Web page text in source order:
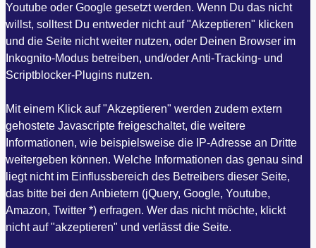
Youtube oder Google gesetzt werden. Wenn Du das nicht
willst, solltest Du entweder nicht auf "Akzeptieren" klicken
und die Seite nicht weiter nutzen, oder Deinen Browser im
Inkognito-Modus betreiben, und/oder Anti-Tracking- und
Scriptblocker-Plugins nutzen.
Mit einem Klick auf "Akzeptieren" werden zudem extern
gehostete Javascripte freigeschaltet, die weitere
Informationen, wie beispielsweise die IP-Adresse an Dritte
weitergeben können. Welche Informationen das genau sind
liegt nicht im Einflussbereich des Betreibers dieser Seite,
das bitte bei den Anbietern (jQuery, Google, Youtube,
Amazon, Twitter *) erfragen. Wer das nicht möchte, klickt
nicht auf "akzeptieren" und verlässt die Seite.